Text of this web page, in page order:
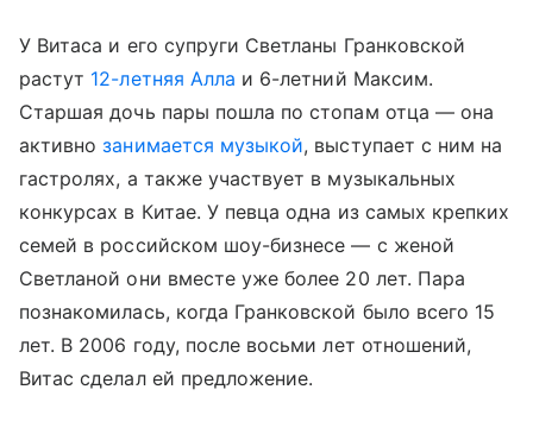
У Витаса и его супруги Светланы Гранковской
растут 12-летняя Алла и 6-летний Максим.
Старшая дочь пары пошла по стопам отца — она
активнозанимается музыкой, выступает с ним на
гастролях, а также участвует в музыкальных
конкурсах в Китае. У певца одна из самых крепких
семей в российском шоу-бизнесе — с женой
Светланой они вместе уже более 20 лет. Пара
познакомилась, когда Гранковской было всего 15
лет. В 2006 году, после восьми лет отношений,
Витас сделал ей предложение.